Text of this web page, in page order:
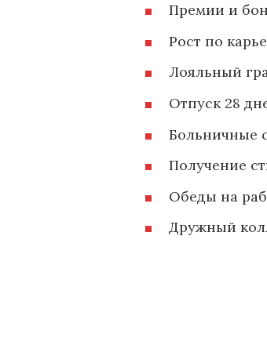
Премии и
Рост по
Лояльный
Отпуск 28
Больничные
Получение
Обеды на
Дружный